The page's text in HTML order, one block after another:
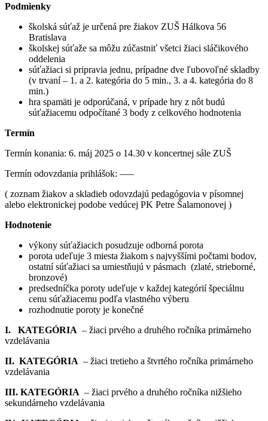
Podmienky
školská súťaž je určená pre žiakov ZUŠ Hálkova 56
Bratislava
školskej súťaže sa môžu zúčastniť všetci žiaci sláčikového
oddelenia
súťažiaci si pripravia jednu, prípadne dve ľubovoľné skladby
(v trvaní – 1. a 2. kategória do 5 min., 3. a 4. kategória do 8
min.)
hra spamäti je odporúčaná, v prípade hry z nôt budú
súťažiacemu odpočítané 3 body z celkového hodnotenia
Termín
Termín konania: 6. máj 2025 o 14.30 v koncertnej sále ZUŠ
Termín odovzdania prihlášok: —–
( zoznam žiakov a skladieb odovzdajú pedagógovia v písomnej
alebo elektronickej podobe vedúcej PK Petre Šalamonovej )
Hodnotenie
výkony súťažiacich posudzuje odborná porota
porota udeľuje 3 miesta žiakom s najvyššími počtami bodov,
ostatní súťažiaci sa umiestňujú v pásmach (zlaté, strieborné,
bronzové)
predsedníčka poroty udeľuje v každej kategórií špeciálnu
cenu súťažiacemu podľa vlastného výberu
rozhodnutie poroty je konečné
I. KATEGÓRIA – žiaci prvého a druhého ročníka primárneho
vzdelávania
II. KATEGÓRIA – žiaci tretieho a štvrtého ročníka primárneho
vzdelávania
III. KATEGÓRIA – žiaci prvého a druhého ročníka nižšieho
sekundárneho vzdelávania